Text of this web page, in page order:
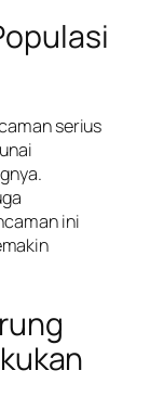
serius
ini